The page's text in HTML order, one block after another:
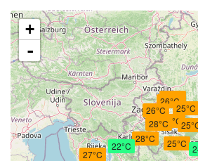
28°C
25°C
27°C
26°C
26°C
28°C
26°C
25°C
25°C
22°C
+
-